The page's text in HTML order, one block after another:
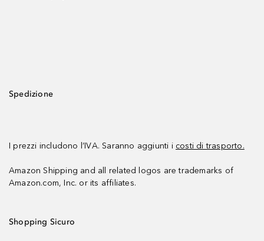
Spedizione
I prezzi includono l’IVA. Saranno aggiunti i costi di trasporto.
Amazon Shipping and all related logos are trademarks of
Amazon.com, Inc. or its affiliates.
Shopping Sicuro